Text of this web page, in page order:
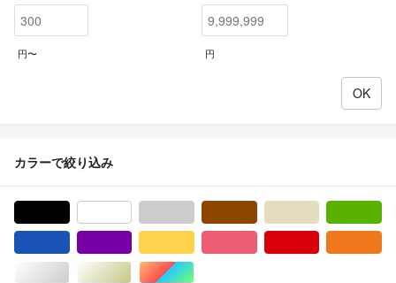
円〜 円
カラーで絞り込み
シルバー/銀色系ゴールド/金色系マルチカラー